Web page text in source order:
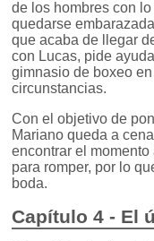
de los hombres con
quedarse
que acaba de llegar
con Lucas, pide
gimnasio de boxeo
circunstancias.
Con el objetivo de
Mariano queda a
encontrar el
para romper, por lo
boda.
Capítulo 4 - El